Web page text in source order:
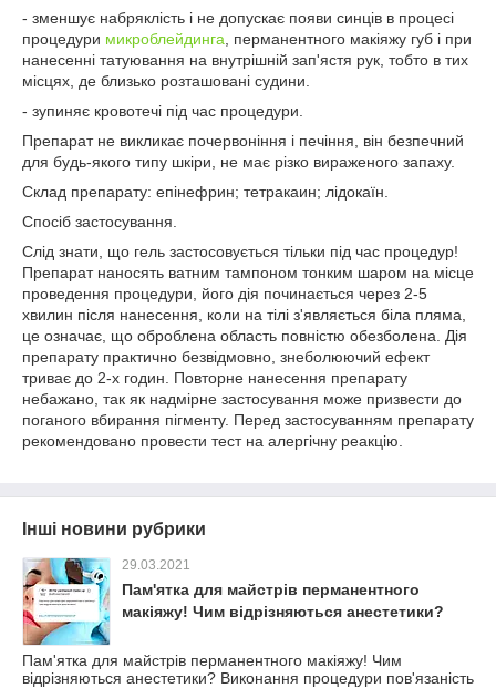
- зменшує набряклість і не допускає появи синців в процесі
процедури микроблейдинга , перманентного макіяжу губ і при
нанесенні татуювання на внутрішній зап'ястя рук, тобто в тих
місцях, де близько розташовані судини.
- зупиняє кровотечі під час процедури.
Препарат не викликає почервоніння і печіння, він безпечний
для будь-якого типу шкіри, не має різко вираженого запаху.
Склад препарату: епінефрин; тетракаин; лідокаїн.
Спосіб застосування.
Слід знати, що гель застосовується тільки під час процедур!
Препарат наносять ватним тампоном тонким шаром на місце
проведення процедури, його дія починається через 2-5
хвилин після нанесення, коли на тілі з'являється біла пляма,
це означає, що оброблена область повністю обезболена. Дія
препарату практично безвідмовно, знеболюючий ефект
триває до 2-х годин. Повторне нанесення препарату
небажано, так як надмірне застосування може призвести до
поганого вбирання пігменту. Перед застосуванням препарату
рекомендовано провести тест на алергічну реакцію.
Інші новини рубрики
29.03.2021
Пам'ятка для майстрів перманентного
макіяжу! Чим відрізняються анестетики?
Пам'ятка для майстрів перманентного макіяжу! Чим
відрізняються анестетики? Виконання процедури пов'язаність